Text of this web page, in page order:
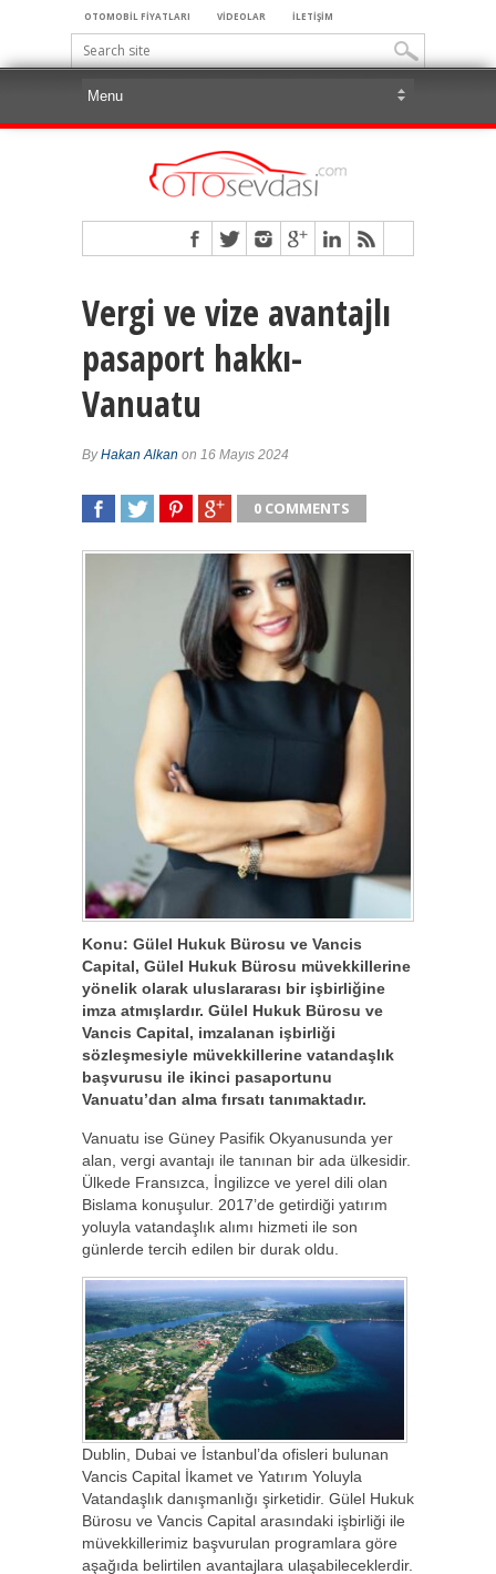
OTOMOBİL FİYATLARI VİDEOLAR İLETİŞİM
Vergi ve vize avantajlı
pasaport hakkı-
Vanuatu
ByHakan Alkan on 16 Mayıs 2024
0 COMMENTS
Konu: Gülel Hukuk Bürosu ve Vancis
Capital, Gülel Hukuk Bürosu müvekkillerine
yönelik olarak uluslararası bir işbirliğine
imza atmışlardır. Gülel Hukuk Bürosu ve
Vancis Capital, imzalanan işbirliği
sözleşmesiyle müvekkillerine vatandaşlık
başvurusu ile ikinci pasaportunu
Vanuatu’dan alma fırsatı tanımaktadır.
Vanuatu ise Güney Pasifik Okyanusunda yer
alan, vergi avantajı ile tanınan bir ada ülkesidir.
Ülkede Fransızca, İngilizce ve yerel dili olan
Bislama konuşulur. 2017’de getirdiği yatırım
yoluyla vatandaşlık alımı hizmeti ile son
günlerde tercih edilen bir durak oldu.
Dublin, Dubai ve İstanbul’da ofisleri bulunan
Vancis Capital İkamet ve Yatırım Yoluyla
Vatandaşlık danışmanlığı şirketidir. Gülel Hukuk
Bürosu ve Vancis Capital arasındaki işbirliği ile
müvekkillerimiz başvurulan programlara göre
aşağıda belirtilen avantajlara ulaşabileceklerdir.